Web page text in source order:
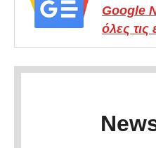
Google
όλες τις